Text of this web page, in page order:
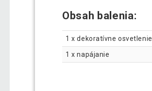
Obsah balenia:
1 x dekoratívne osvetlenie
1 x napájanie